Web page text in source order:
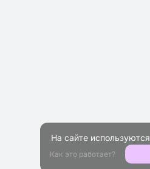
На сайте используются
Как это работает?